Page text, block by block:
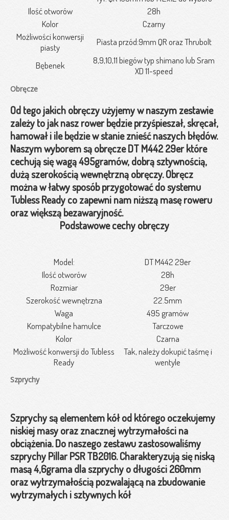
Ilość otworów
28h
Kolor
Czarny
Możliwości konwersji
piasty
Piasta przód:9mm QR oraz Thrubolt
Bębenek
8,9,10,11 biegów typ shimano lub Sram
XD 11-speed
Obręcze
Od tego jakich obręczy użyjemy w naszym zestawie
zależy to jak nasz rower będzie przyśpieszał, skręcał,
hamował i ile będzie w stanie znieść naszych błędów.
Naszym wyborem są obręcze DT M442 29er które
cechują się wagą 495gramów, dobrą sztywnością,
dużą szerokością wewnętrzną obręczy. Obręcz
można w łatwy sposób przygotować do systemu
Tubless Ready co zapewni nam niższą masę roweru
oraz większą bezawaryjność.
Podstawowe cechy obręczy
Model:
DT M442 29er
Ilość otworów
28h
Rozmiar
29er
Szerokość wewnętrzna
22.5mm
Waga
495 gramów
Kompatybilne hamulce
Tarczowe
Kolor
Czarna
Możliwość konwersji do Tubless
Ready
Tak, należy dokupić taśmę i
wentyle
Szprychy
Szprychy są elementem kół od którego oczekujemy
niskiej masy oraz znacznej wytrzymałości na
obciążenia. Do naszego zestawu zastosowaliśmy
szprychy Pillar PSR TB2016. Charakteryzują się niską
masą 4,6grama dla szprychy o długości 260mm
oraz wytrzymałością pozwalającą na zbudowanie
wytrzymałych i sztywnych kół